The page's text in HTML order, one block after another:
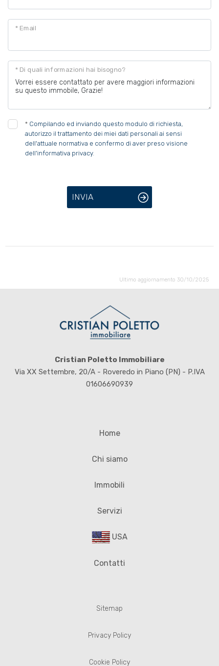
* Email
* Di quali informazioni hai bisogno?
* Compilando ed inviando questo modulo di richiesta,
autorizzo il trattamento dei miei dati personali ai sensi
dell'attuale normativa e confermo di aver preso visione
dell'informativa privacy.
INVIA
Ultimo aggiornamento 30/10/2025
Cristian Poletto Immobiliare
Via XX Settembre, 20/A - Roveredo in Piano (PN) - P.IVA
01606690939
Home
Chi siamo
Immobili
Servizi
USA
Contatti
Sitemap
Privacy Policy
Cookie Policy